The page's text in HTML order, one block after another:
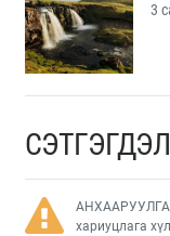
3
СЭТГЭГДЭЛ
АНХААРУУЛГА:
хариуцлага